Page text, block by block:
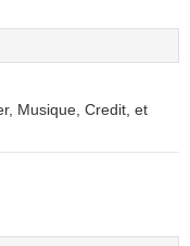
Musique, Credit, et